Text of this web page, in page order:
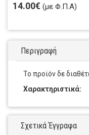
14.00€ (με Φ.Π.Α)
Περιγραφή
Το προϊόν δε
Χαρακτηριστικά:
Σχετικά Έγγραφα